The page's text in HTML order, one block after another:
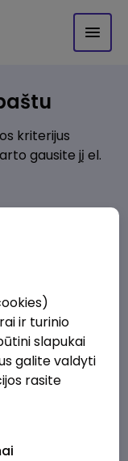
kriterijus
gausite jį el.
ir turinio
slapukai
galite valdyti
rasite